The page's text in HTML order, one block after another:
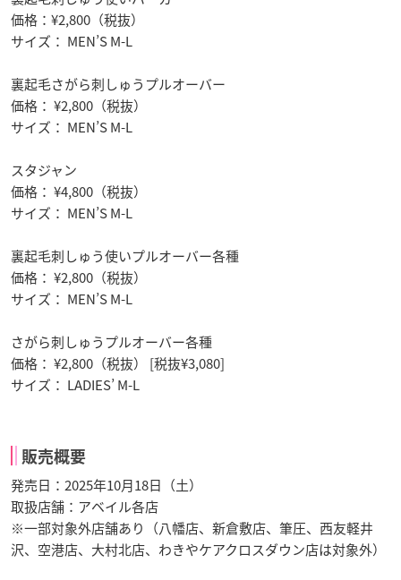
価格：¥2,800（税抜）
サイズ： MEN’S M-L
裏起毛さがら刺しゅうプルオーバー
価格： ¥2,800（税抜）
サイズ： MEN’S M-L
スタジャン
価格： ¥4,800（税抜）
サイズ： MEN’S M-L
裏起毛刺しゅう使いプルオーバー各種
価格： ¥2,800（税抜）
サイズ： MEN’S M-L
さがら刺しゅうプルオーバー各種
価格： ¥2,800（税抜） [税抜¥3,080]
サイズ： LADIES’ M-L
販売概要
発売日：2025年10月18日（土）
取扱店舗：アベイル各店
※一部対象外店舗あり（八幡店、新倉敷店、筆圧、西友軽井
沢、空港店、大村北店、わきやケアクロスダウン店は対象外）